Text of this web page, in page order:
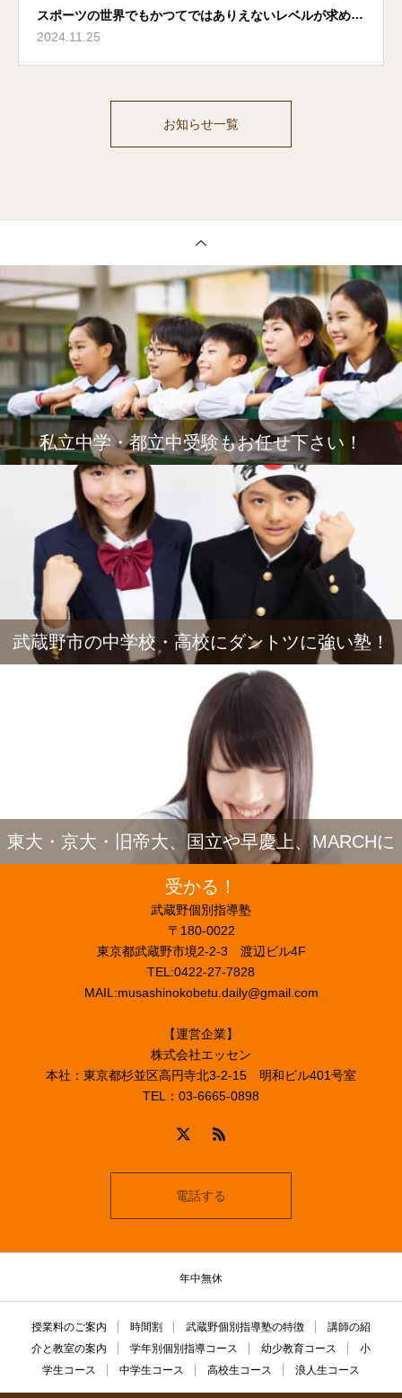
スポーツの世界でもかつてではありえないレベルが求めら
れています。
2024.11.25
お知らせ一覧
私立中学・都立中受験もお任せ下さい！
武蔵野市の中学校・高校にダントツに強い塾！
東大・京大・旧帝大、国立や早慶上、MARCHに
受かる！
武蔵野個別指導塾
〒180-0022
東京都武蔵野市境2-2-3 渡辺ビル4F
TEL:0422-27-7828
MAIL:musashinokobetu.daily@gmail.com
【運営企業】
株式会社エッセン
本社：東京都杉並区高円寺北3-2-15 明和ビル401号室
TEL：03-6665-0898
電話する
年中無休
授業料のご案内 時間割 武蔵野個別指導塾の特徴
講師の紹
介と教室の案内
学年別個別指導コース 幼少教育コース
小
学生コース
中学生コース 高校生コース 浪人生コース